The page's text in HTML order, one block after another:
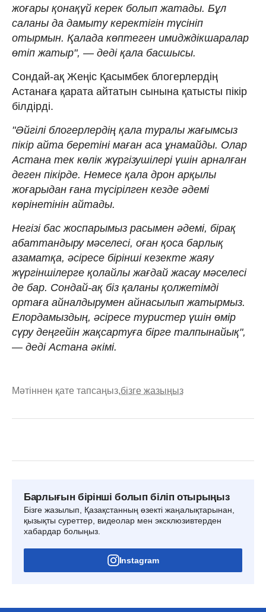
жоғары қонақүй керек болып жатады. Бұл
саланы да дамыту керектігін түсініп
отырмын. Қалада көптеген имидждікшаралар
өтіп жатыр", — деді қала басшысы.
Сондай-ақ Жеңіс Қасымбек блогерлердің
Астанаға қарата айтатын сынына қатысты пікір
білдірді.
"Әйгілі блогерлердің қала туралы жағымсыз
пікір айта беретіні маған аса ұнамайды. Олар
Астана тек көлік жүргізушілері үшін арналған
деген пікірде. Немесе қала дрон арқылы
жоғарыдан ғана түсірілген кезде әдемі
көрінетінін айтады.
Негізі бас жоспарымыз расымен әдемі, бірақ
абаттандыру мәселесі, оған қоса барлық
азаматқа, әсіресе бірінші кезекте жаяу
жүргіншілерге қолайлы жағдай жасау мәселесі
де бар. Сондай-ақ біз қаланы қолжетімді
ортаға айналдырумен айнасылып жатырмыз.
Елордамыздың, әсіресе туристер үшін өмір
сүру деңгейін жақсартуға бірге талпынайық",
— деді Астана әкімі.
Мәтіннен қате тапсаңыз,бізге жазыңыз
Барлығын бірінші болып біліп отырыңыз
Бізге жазылып, Қазақстанның өзекті жаңалықтарынан,
қызықты суреттер, видеолар мен эксклюзивтерден
хабардар болыңыз.
Instagram